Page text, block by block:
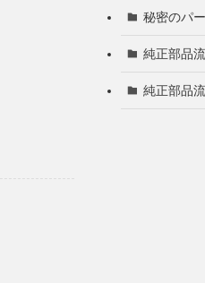
秘密のパ
純正部品
純正部品